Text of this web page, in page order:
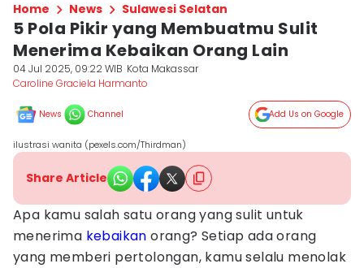
Home News Sulawesi Selatan
5 Pola Pikir yang Membuatmu Sulit
Menerima Kebaikan Orang Lain
04 Jul 2025, 09:22 WIB Kota Makassar
Caroline Graciela Harmanto
News Channel Add Us on Google
ilustrasi wanita (pexels.com/Thirdman)
Share Article
Apa kamu salah satu orang yang sulit untuk
menerima kebaikan orang? Setiap ada orang
yang memberi pertolongan, kamu selalu menolak